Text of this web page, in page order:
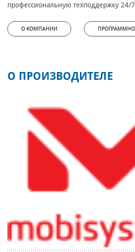
профессиональную техподдержку 24/
О КОМПАНИИ
О ПРОИЗВОДИТЕЛЕ